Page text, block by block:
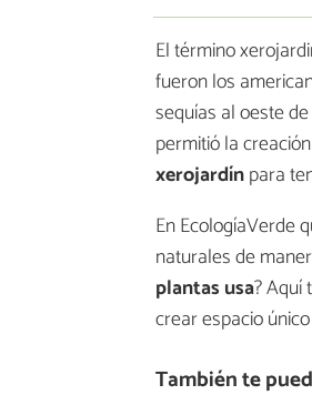
El término
fueron los
sequías al oeste
permitió la
xerojardínpara
En EcologíaVerde
naturales de
plantas usa? Aquí
crear espacio
También te